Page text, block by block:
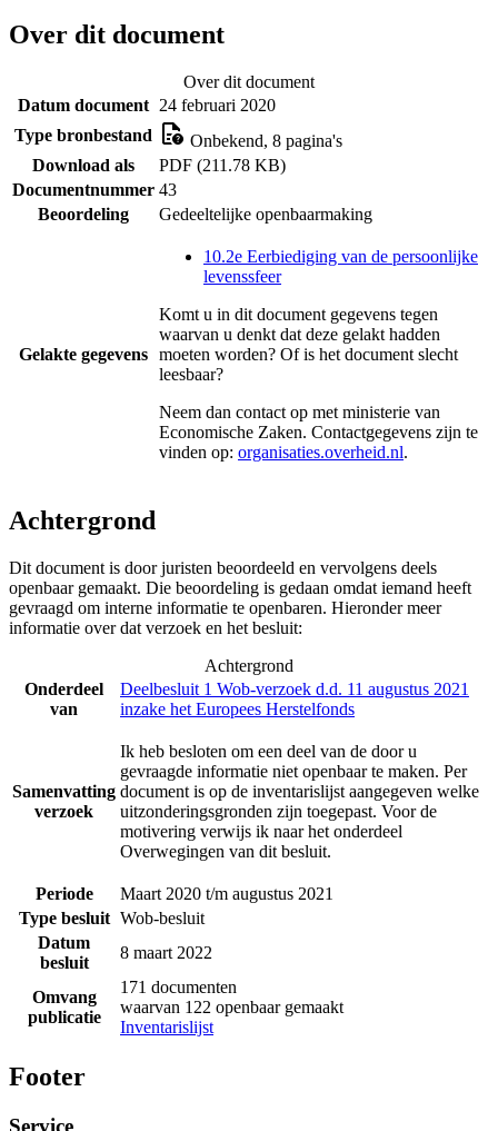
Over dit document
Over dit document
Datum document 24 februari 2020
Type bronbestand
Onbekend, 8 pagina's
Download als
PDF (211.78 KB)
Documentnummer 43
Beoordeling
Gedeeltelijke openbaarmaking
Gelakte gegevens
10.2e Eerbiediging van de persoonlijke
levenssfeer
Komt u in dit document gegevens tegen
waarvan u denkt dat deze gelakt hadden
moeten worden? Of is het document slecht
leesbaar?
Neem dan contact op met ministerie van
Economische Zaken. Contactgegevens zijn te
vinden op: organisaties.overheid.nl.
Achtergrond
Dit document is door juristen beoordeeld en vervolgens deels
openbaar gemaakt. Die beoordeling is gedaan omdat iemand heeft
gevraagd om interne informatie te openbaren. Hieronder meer
informatie over dat verzoek en het besluit:
Achtergrond
Onderdeel
van
Deelbesluit 1 Wob-verzoek d.d. 11 augustus 2021
inzake het Europees Herstelfonds
Samenvatting
verzoek
Ik heb besloten om een deel van de door u
gevraagde informatie niet openbaar te maken. Per
document is op de inventarislijst aangegeven welke
uitzonderingsgronden zijn toegepast. Voor de
motivering verwijs ik naar het onderdeel
Overwegingen van dit besluit.
Periode
Maart 2020 t/m augustus 2021
Type besluit Wob-besluit
Datum
besluit
8 maart 2022
Omvang
publicatie
171 documenten
waarvan 122 openbaar gemaakt
Inventarislijst
Footer